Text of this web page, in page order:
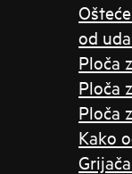
od
Ploča
Ploča
Ploča
Kako